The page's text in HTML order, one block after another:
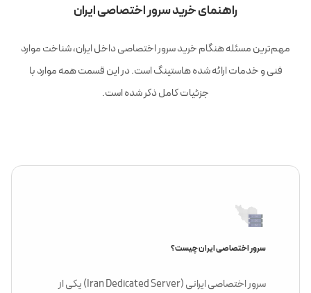
راهنمای خرید سرور اختصاصی ایران
مهم‌ترین مسئله هنگام خرید سرور اختصاصی داخل ایران، شناخت موارد
فنی و خدمات ارائه شده هاستینگ است. در این قسمت همه موارد با
جزئیات کامل ذکر شده است.
سرور اختصاصی ایران چیست؟
سرور اختصاصی ایرانی (Iran Dedicated Server) یکی از